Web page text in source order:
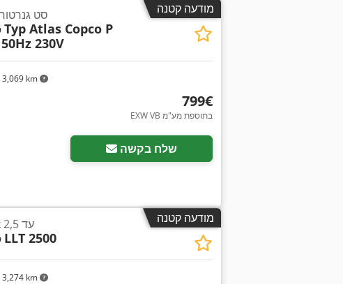
מודעה קטנה
3,069 km
סט
Typ Atlas Copco P
230V
‏799 ‏€
EXW VB בתוספת מע"מ
שלח בקשה
מודעה קטנה
3,274 km
Kranfahrwerk 2,5 עד
LLT 2500